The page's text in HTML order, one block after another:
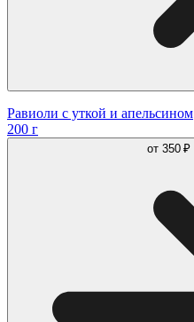
Равиоли с уткой и апельсином
200 г
от 350 ₽